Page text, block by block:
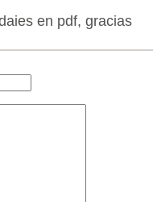
en pdf, gracias